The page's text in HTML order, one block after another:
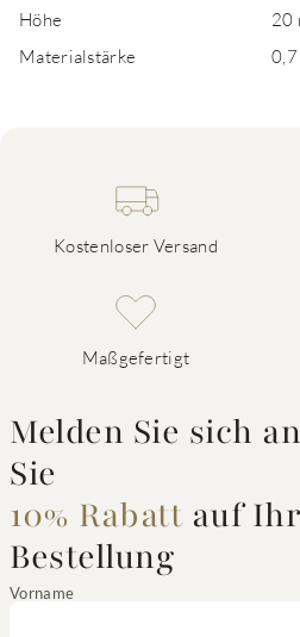
Höhe
20
Materialstärke
0,7
Kostenloser Versand
Maßgefertigt
Melden Sie sich
Sie
10% Rabatt auf
Bestellung
Vorname